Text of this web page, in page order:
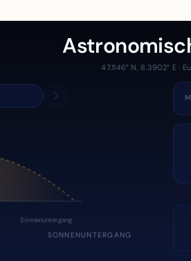
47.1146° N, 8.3902° E ·
Sonnenuntergang
SONNENUNTERGANG